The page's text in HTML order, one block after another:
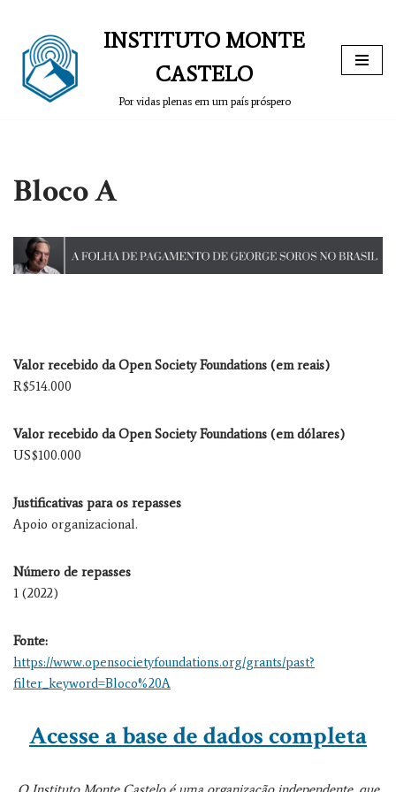
Pular
para
INSTITUTO MONTE
CASTELO
Por vidas plenas em um país próspero
Bloco A
Valor recebido da Open Society Foundations (em reais)
R$514.000
Valor recebido da Open Society Foundations (em dólares)
US$100.000
Justificativas para os repasses
Apoio organizacional.
Número de repasses
1 (2022)
Fonte:
https://www.opensocietyfoundations.org/grants/past?
filter_keyword=Bloco%20A
Acesse a base de dados completa